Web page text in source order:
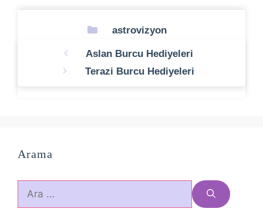
Kategoriler
astrovizyon
Aslan Burcu Hediyeleri
Terazi Burcu Hediyeleri
Arama
için